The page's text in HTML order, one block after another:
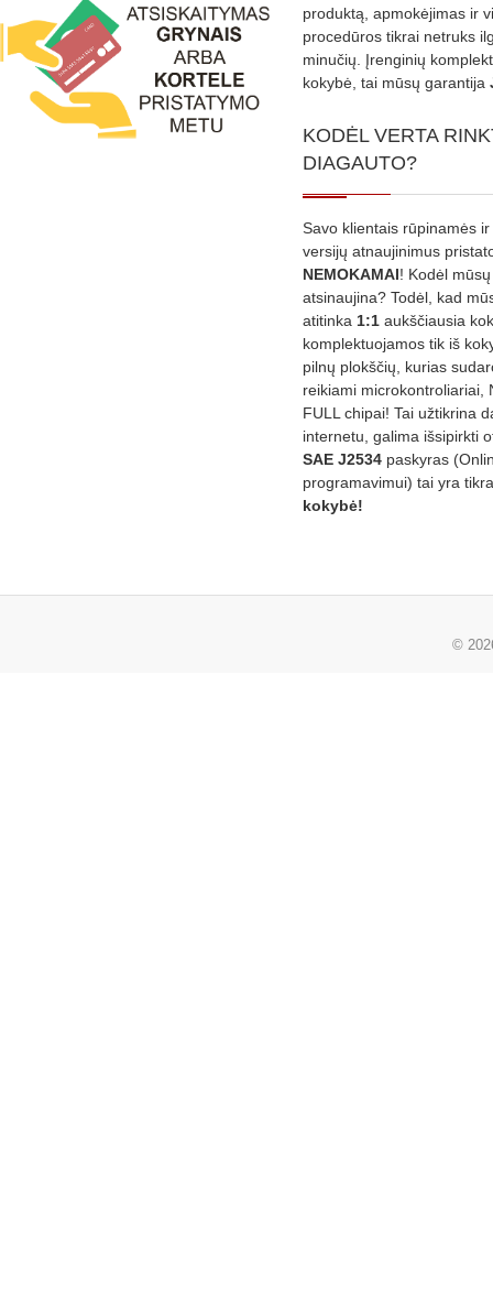
produktą, apmokėjimas ir
procedūros tikrai netruks
minučių. Įrenginių
kokybė, tai mūsų garantija
KODĖL VERTA
DIAGAUTO?
Savo klientais rūpinamės
versijų atnaujinimus
NEMOKAMAI! Kodėl
atsinaujina? Todėl, kad
atitinka 1:1 aukščiausia
komplektuojamos tik iš
pilnų plokščių, kurias
reikiami microkontroliariai,
FULL chipai! Tai užtikrina
internetu, galima išsipirkti
SAE J2534 paskyras
programavimui) tai yra
kokybė!
©